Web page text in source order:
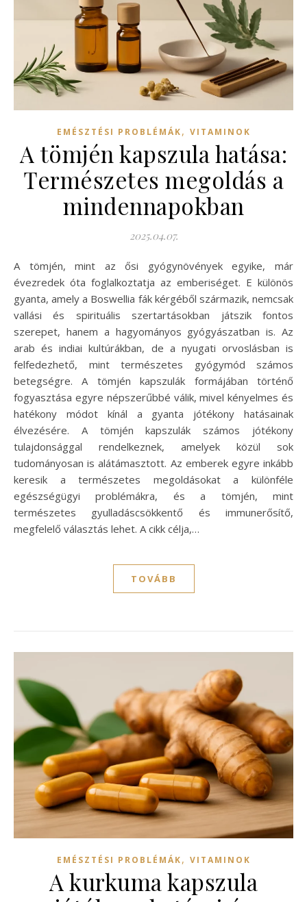
EMÉSZTÉSI PROBLÉMÁK, VITAMINOK
A tömjén kapszula hatása:
Természetes megoldás a
mindennapokban
2025.04.07.
A tömjén, mint az ősi gyógynövények egyike, már
évezredek óta foglalkoztatja az emberiséget. E különös
gyanta, amely a Boswellia fák kérgéből származik, nemcsak
vallási és spirituális szertartásokban játszik fontos
szerepet, hanem a hagyományos gyógyászatban is. Az
arab és indiai kultúrákban, de a nyugati orvoslásban is
felfedezhető, mint természetes gyógymód számos
betegségre. A tömjén kapszulák formájában történő
fogyasztása egyre népszerűbbé válik, mivel kényelmes és
hatékony módot kínál a gyanta jótékony hatásainak
élvezésére. A tömjén kapszulák számos jótékony
tulajdonsággal rendelkeznek, amelyek közül sok
tudományosan is alátámasztott. Az emberek egyre inkább
keresik a természetes megoldásokat a különféle
egészségügyi problémákra, és a tömjén, mint
természetes gyulladáscsökkentő és immunerősítő,
megfelelő választás lehet. A cikk célja,…
TOVÁBB
EMÉSZTÉSI PROBLÉMÁK, VITAMINOK
A kurkuma kapszula